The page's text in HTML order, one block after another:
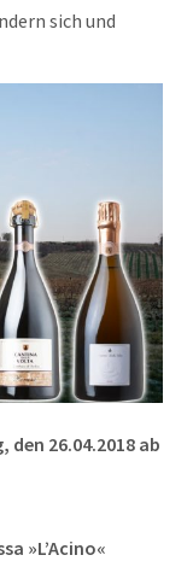
sich und
26.04.2018 ab
»L’Acino«